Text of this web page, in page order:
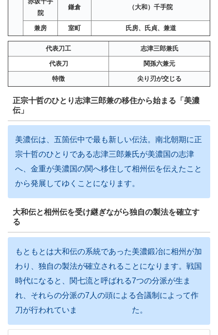
院
鎌倉 （大和）千手院
兼房 室町 氏房、氏貞、兼道
代表刀工 志津三郎兼氏
代表刀 関孫六兼元
特徴 尖り刃が交じる
正宗十哲のひとり志津三郎兼の移住から始まる「美濃
伝」
美濃伝は、五箇伝中で最も新しい伝法。南北朝期に正
宗十哲のひとりである志津三郎兼氏が美濃国の志津
へ、金重が美濃国の関へ移住して相州伝を伝えたこと
から発展してゆくことになります。
大和伝と相州伝を受け継ぎながら独自の製法を確立す
る
もともとは大和伝の系統であった美濃鍛冶に相州が加
わり、独自の製法が確立されることになります。戦国
時代になると、関七流と呼ばれる7つの分派が生ま
れ、それらの分派の7人の頭による合議制によって作
刀が行われていま た。